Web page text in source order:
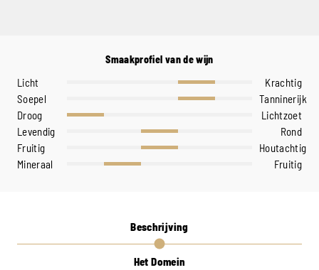
Smaakprofiel van de wijn
Licht
Krachtig
Soepel
Tanninerijk
Droog
Lichtzoet
Levendig
Rond
Fruitig
Houtachtig
Mineraal
Fruitig
Beschrijving
Het Domein